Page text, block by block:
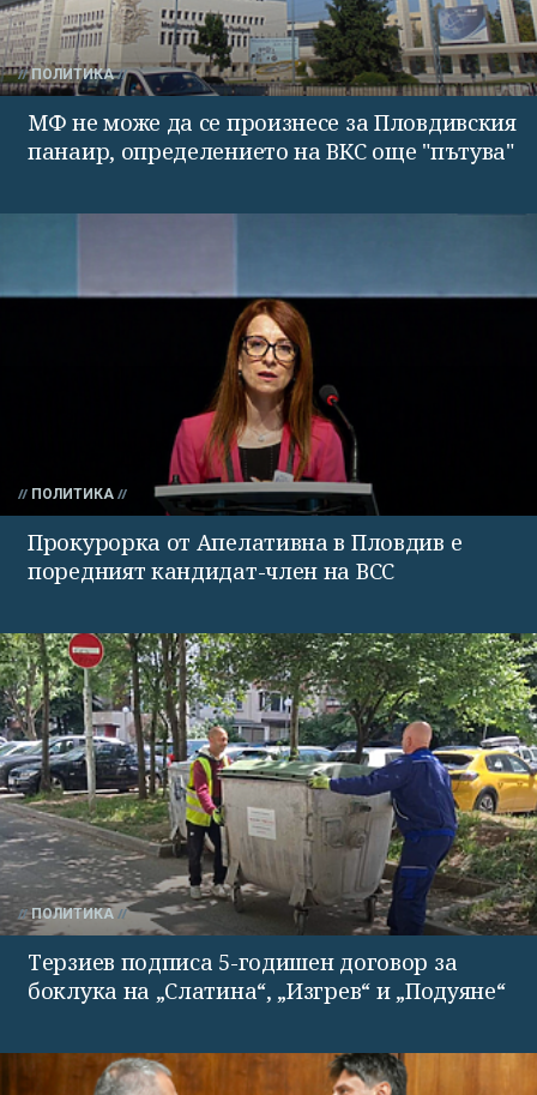
ПОЛИТИКА
МФ не може да се произнесе за Пловдивския
панаир, определението на ВКС още "пътува"
ПОЛИТИКА
Прокурорка от Апелативна в Пловдив е
поредният кандидат-член на ВСС
ПОЛИТИКА
Терзиев подписа 5-годишен договор за
боклука на „Слатина“, „Изгрев“ и „Подуяне“